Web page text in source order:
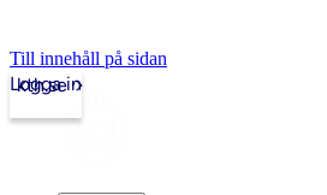
Till innehåll på sidan
kth.se
Logga in